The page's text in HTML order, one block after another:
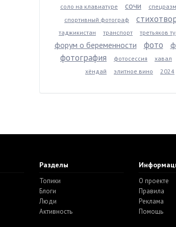
соло на клавиатуре
сочи
спортивный фотограф
таджикистан транспорт третьяков
форум о беременности фото
фотография фотосессия хавал
хёндай
элитное вино 2024
Разделы
Топики
Блоги
Люди
Активность
О проекте
Правила
Реклама
Помощь